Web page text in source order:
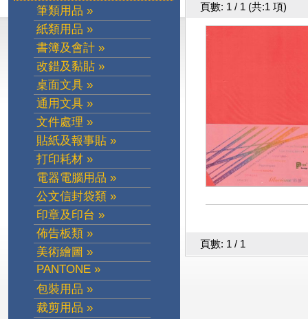
筆類用品 »
紙類用品 »
書簿及會計 »
改錯及黏貼 »
桌面文具 »
通用文具 »
文件處理 »
貼紙及報事貼 »
打印耗材 »
電器電腦用品 »
公文信封袋類 »
印章及印台 »
佈告板類 »
美術繪圖 »
PANTONE »
包裝用品 »
裁剪用品 »
頁數: 1 / 1 (共:1 項)
頁數: 1 / 1